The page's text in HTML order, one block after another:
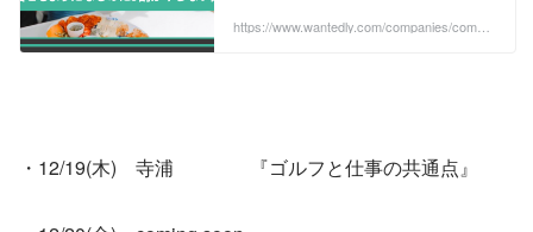
方は最後までお読みいただくことをおす
https://www.wantedly.com/companies/compa
・12/19(木)　寺浦　　　　『ゴルフと仕事の共通点』